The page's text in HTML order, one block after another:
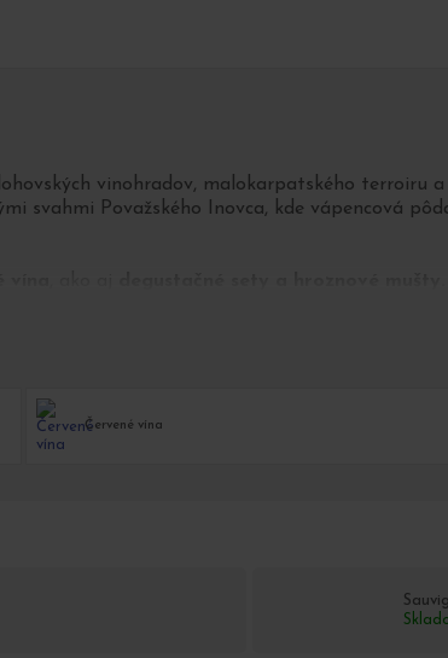
vinohradov, malokarpatského terroiru
svahmi Považského Inovca, kde vápencová
Červené vína